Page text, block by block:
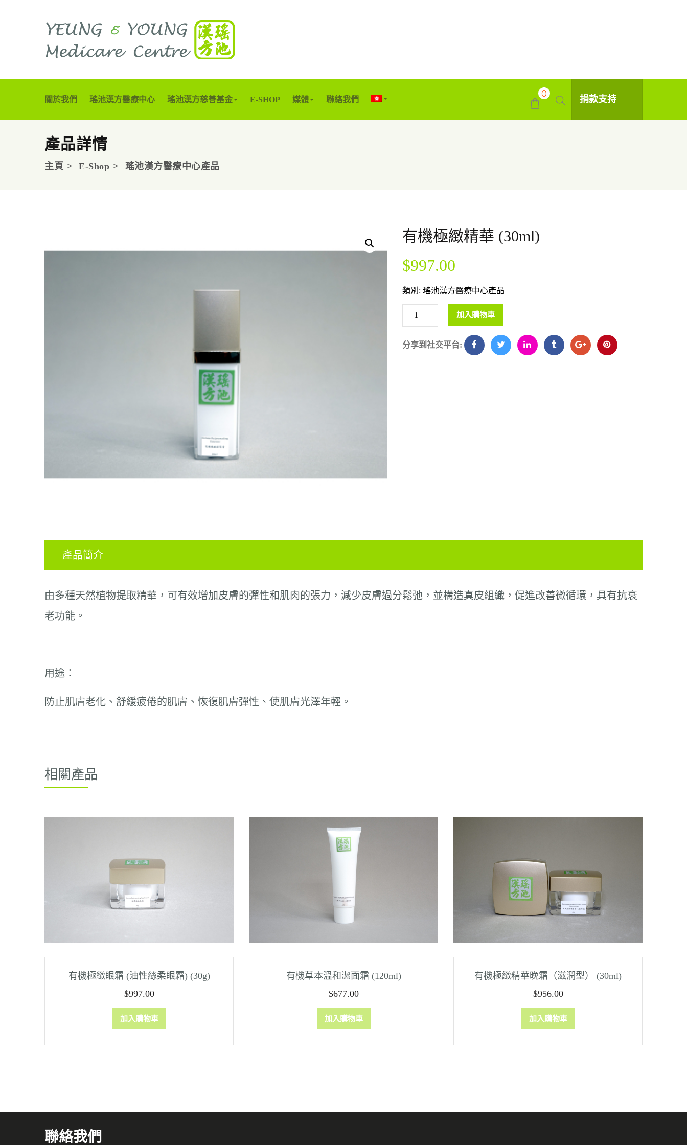
關於我們 瑤池漢方醫療中心 瑤池漢方慈善基金 E-SHOP 媒體 聯絡我們 捐款支持
0
產品詳情
主頁 E-Shop 瑤池漢方醫療中心產品
有機極緻精華 (30ml)
$997.00
類別: 瑤池漢方醫療中心產品
加入購物車
分享到社交平台:
產品簡介
由多種天然植物提取精華，可有效增加皮膚的彈性和肌肉的張力，減少皮膚過分鬆弛，並構造真皮組織，促進改善微循環 ， 具有抗衰
老功能。
用途：
防止肌膚老化、舒緩疲倦的肌膚、恢復肌膚彈性、使肌膚光澤年輕 。
相關產品
有機極緻眼霜 (油性絲柔眼霜) (30g)
$997.00
加入購物車
有機草本溫和潔面霜 (120ml)
$677.00
加入購物車
有機極緻精華晚霜（滋潤型） (30ml)
$956.00
加入購物車
聯絡我們